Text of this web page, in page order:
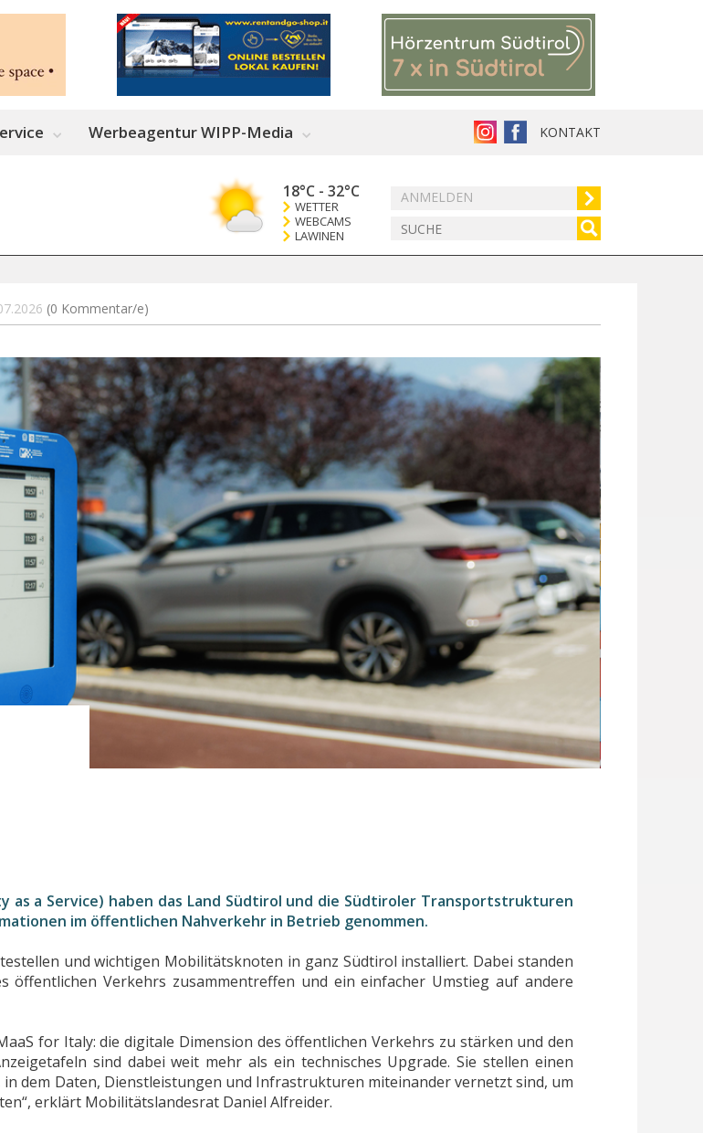
KONTAKT
Werbeagentur WIPP-Media
ANMELDEN
18°C - 32°C
WETTER
WEBCAMS
LAWINEN
(0 Kommentar/e)
as a Service) haben das Land Südtirol und die Südtiroler Transportstrukturen
im öffentlichen Nahverkehr in Betrieb genommen.
und wichtigen Mobilitätsknoten in ganz Südtirol installiert. Dabei standen
öffentlichen Verkehrs zusammentreffen und ein einfacher Umstieg auf andere
for Italy: die digitale Dimension des öffentlichen Verkehrs zu stärken und den
sind dabei weit mehr als ein technisches Upgrade. Sie stellen einen
dem Daten, Dienstleistungen und Infrastrukturen miteinander vernetzt sind, um
erklärt Mobilitätslandesrat Daniel Alfreider.